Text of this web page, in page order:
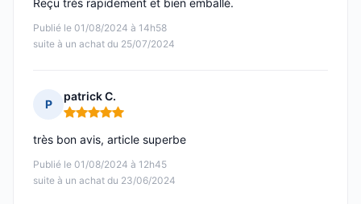
Publié le 01/08/2024 à 14h58
suite à un achat du 25/07/2024
Reçu trés rapidement et bien emballé.
P
patrick C.
Note : 5 sur 5
Publié le 01/08/2024 à 12h45
suite à un achat du 23/06/2024
très bon avis, article superbe